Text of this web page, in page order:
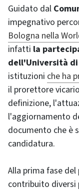
Guidato dal
impegnativo
Bologna nella
infatti la
dell'Università di
istituzioni che ha
il prorettore
definizione,
l'aggiornamento
documento che è
candidatura.
Alla prima fase
contribuito diversi